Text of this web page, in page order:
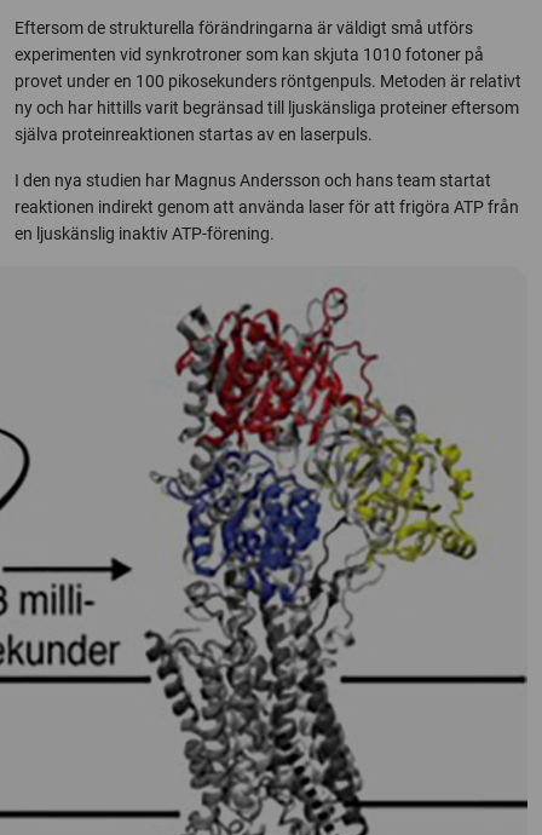
Eftersom de strukturella förändringarna är väldigt små utförs
experimenten vid synkrotroner som kan skjuta 1010 fotoner på
provet under en 100 pikosekunders röntgenpuls. Metoden är relativt
ny och har hittills varit begränsad till ljuskänsliga proteiner eftersom
själva proteinreaktionen startas av en laserpuls.
I den nya studien har Magnus Andersson och hans team startat
reaktionen indirekt genom att använda laser för att frigöra ATP från
en ljuskänslig inaktiv ATP-förening.